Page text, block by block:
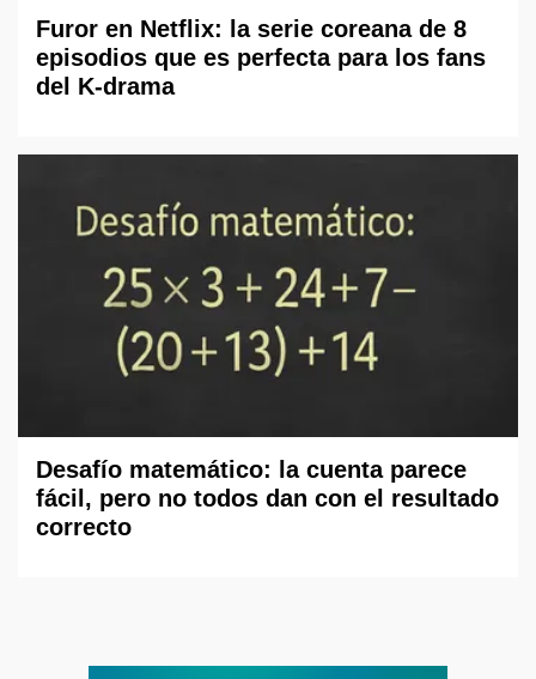
Furor en Netflix: la serie coreana de 8
episodios que es perfecta para los fans
del K-drama
Desafío matemático: la cuenta parece
fácil, pero no todos dan con el resultado
correcto